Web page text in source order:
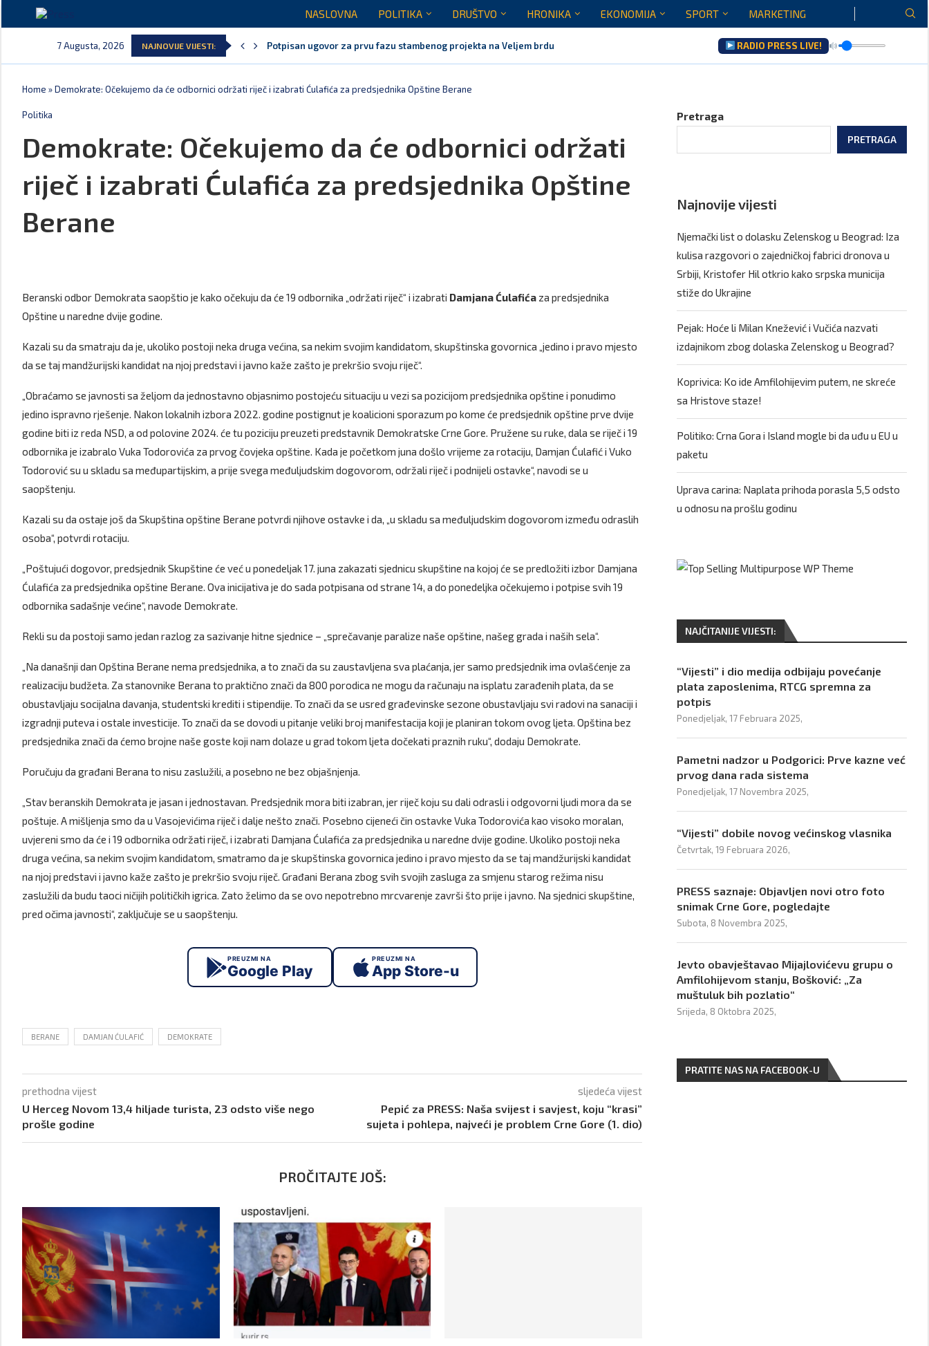
NASLOVNA POLITIKA DRUŠTVO HRONIKA EKONOMIJA SPORT MARKETING
7 Augusta, 2026 NAJNOVIJE VIJESTI:
Potpisan ugovor za prvu fazu stambenog projekta na Veljem brdu vrijednu...
Danski političar: Obilazak skupštine s Dajkovićem više bio turistička posjeta, moraću...
Kljajić obmanuo javnost: ASK nije dao ni usmeno ni pisano mišljenje...
Srbija: Manjak u državnoj kasi milijardu eura
Ivanović za Eurokaz: Evropska unija ne briše identitet – ona pruža...
Spajić: Snažno podržavamo domaće festivale koji godinama grade identitet Crne Gore...
RADIO PRESS LIVE!
Home »Demokrate: Očekujemo da će odbornici održati riječ i izabrati Ćulafića za predsjednika Opštine Berane
Politika
Demokrate: Očekujemo da će odbornici održati
riječ i izabrati Ćulafića za predsjednika Opštine
Berane
Beranski odbor Demokrata saopštio je kako očekuju da će 19 odbornika „održati riječ“ i izabrati Damjana Ćulafića za predsjednika
Opštine u naredne dvije godine.
Kazali su da smatraju da je, ukoliko postoji neka druga većina, sa nekim svojim kandidatom, skupštinska govornica „jedino i pravo mjesto
da se taj mandžurijski kandidat na njoj predstavi i javno kaže zašto je prekršio svoju riječ“.
„Obraćamo se javnosti sa željom da jednostavno objasnimo postojeću situaciju u vezi sa pozicijom predsjednika opštine i ponudimo
jedino ispravno rješenje. Nakon lokalnih izbora 2022. godine postignut je koalicioni sporazum po kome će predsjednik opštine prve dvije
godine biti iz reda NSD, a od polovine 2024. će tu poziciju preuzeti predstavnik Demokratske Crne Gore. Pružene su ruke, dala se riječ i 19
odbornika je izabralo Vuka Todorovića za prvog čovjeka opštine. Kada je početkom juna došlo vrijeme za rotaciju, Damjan Ćulafić i Vuko
Todorović su u skladu sa međupartijskim, a prije svega međuljudskim dogovorom, održali riječ i podnijeli ostavke“, navodi se u
saopštenju.
Kazali su da ostaje još da Skupština opštine Berane potvrdi njihove ostavke i da, „u skladu sa međuljudskim dogovorom između odraslih
osoba“, potvrdi rotaciju.
„Poštujući dogovor, predsjednik Skupštine će već u ponedeljak 17. juna zakazati sjednicu skupštine na kojoj će se predložiti izbor Damjana
Ćulafića za predsjednika opštine Berane. Ova inicijativa je do sada potpisana od strane 14, a do ponedeljka očekujemo i potpise svih 19
odbornika sadašnje većine“, navode Demokrate.
Rekli su da postoji samo jedan razlog za sazivanje hitne sjednice – „sprečavanje paralize naše opštine, našeg grada i naših sela“.
„Na današnji dan Opština Berane nema predsjednika, a to znači da su zaustavljena sva plaćanja, jer samo predsjednik ima ovlašćenje za
realizaciju budžeta. Za stanovnike Berana to praktično znači da 800 porodica ne mogu da računaju na isplatu zarađenih plata, da se
obustavljaju socijalna davanja, studentski krediti i stipendije. To znači da se usred građevinske sezone obustavljaju svi radovi na sanaciji i
izgradnji puteva i ostale investicije. To znači da se dovodi u pitanje veliki broj manifestacija koji je planiran tokom ovog ljeta. Opština bez
predsjednika znači da ćemo brojne naše goste koji nam dolaze u grad tokom ljeta dočekati praznih ruku“, dodaju Demokrate.
Poručuju da građani Berana to nisu zaslužili, a posebno ne bez objašnjenja.
„Stav beranskih Demokrata je jasan i jednostavan. Predsjednik mora biti izabran, jer riječ koju su dali odrasli i odgovorni ljudi mora da se
poštuje. A mišljenja smo da u Vasojevićima riječ i dalje nešto znači. Posebno cijeneći čin ostavke Vuka Todorovića kao visoko moralan,
uvjereni smo da će i 19 odbornika održati riječ, i izabrati Damjana Ćulafića za predsjednika u naredne dvije godine. Ukoliko postoji neka
druga većina, sa nekim svojim kandidatom, smatramo da je skupštinska govornica jedino i pravo mjesto da se taj mandžurijski kandidat
na njoj predstavi i javno kaže zašto je prekršio svoju riječ. Građani Berana zbog svih svojih zasluga za smjenu starog režima nisu
zaslužili da budu taoci ničijih političkih igrica. Zato želimo da se ovo nepotrebno mrcvarenje završi što prije i javno. Na sjednici skupštine,
pred očima javnosti“, zaključuje se u saopštenju.
PREUZMI NA
Google Play
PREUZMI NA
App Store-u
BERANE DAMJAN ĆULAFIĆ DEMOKRATE
prethodna vijest
U Herceg Novom 13,4 hiljade turista, 23 odsto više nego
prošle godine
sljedeća vijest
Pepić za PRESS: Naša svijest i savjest, koju “krasi”
sujeta i pohlepa, najveći je problem Crne Gore (1. dio)
PROČITAJTE JOŠ:
Pretraga
PRETRAGA
Najnovije vijesti
Njemački list o dolasku Zelenskog u Beograd: Iza
kulisa razgovori o zajedničkoj fabrici dronova u
Srbiji, Kristofer Hil otkrio kako srpska municija
stiže do Ukrajine
Pejak: Hoće li Milan Knežević i Vučića nazvati
izdajnikom zbog dolaska Zelenskog u Beograd?
Koprivica: Ko ide Amfilohijevim putem, ne skreće
sa Hristove staze!
Politiko: Crna Gora i Island mogle bi da uđu u EU u
paketu
Uprava carina: Naplata prihoda porasla 5,5 odsto
u odnosu na prošlu godinu
NAJČITANIJE VIJESTI:
“Vijesti” i dio medija odbijaju povećanje
plata zaposlenima, RTCG spremna za
potpis
Ponedjeljak, 17 Februara 2025,
Pametni nadzor u Podgorici: Prve kazne već
prvog dana rada sistema
Ponedjeljak, 17 Novembra 2025,
“Vijesti” dobile novog većinskog vlasnika
Četvrtak, 19 Februara 2026,
PRESS saznaje: Objavljen novi otro foto
snimak Crne Gore, pogledajte
Subota, 8 Novembra 2025,
Jevto obavještavao Mijajlovićevu grupu o
Amfilohijevom stanju, Bošković: „Za
muštuluk bih pozlatio“
Srijeda, 8 Oktobra 2025,
PRATITE NAS NA FACEBOOK-U